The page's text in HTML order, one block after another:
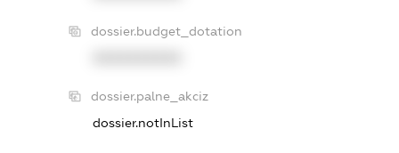
dossier.budget_dotation
dossier.palne_akciz
dossier.notInList